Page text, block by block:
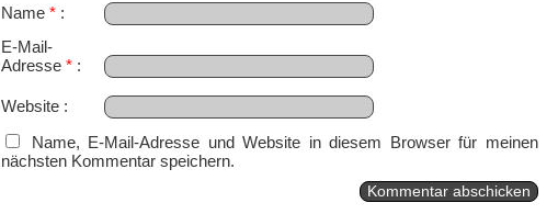
Name *
E-Mail-
Adresse *
Website
Name, E-Mail-Adresse und Website in diesem Browser für meinen
nächsten Kommentar speichern.